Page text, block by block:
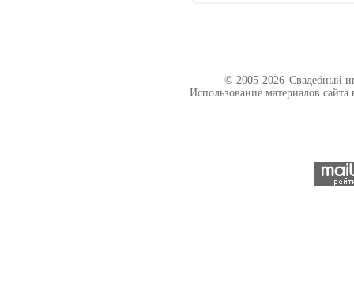
© 2005-2026 Свадебный
Использование материалов